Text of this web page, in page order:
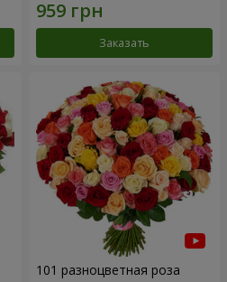
Заказать
101 разноцветная роза